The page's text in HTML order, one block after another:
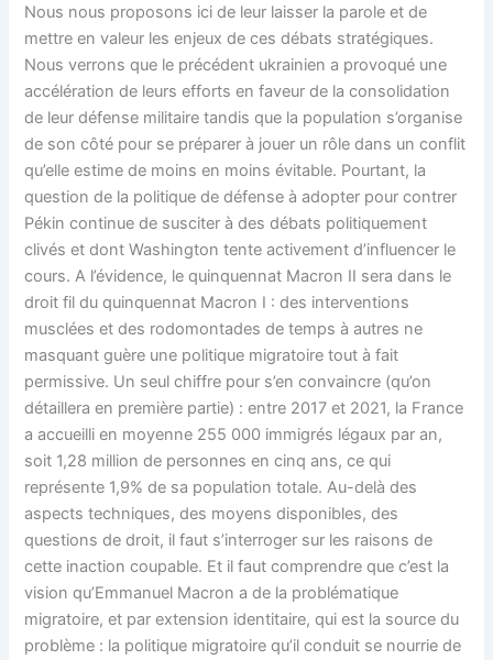
Nous nous proposons ici de leur laisser la parole et de
mettre en valeur les enjeux de ces débats stratégiques.
Nous verrons que le précédent ukrainien a provoqué une
accélération de leurs efforts en faveur de la consolidation
de leur défense militaire tandis que la population s’organise
de son côté pour se préparer à jouer un rôle dans un conflit
qu’elle estime de moins en moins évitable. Pourtant, la
question de la politique de défense à adopter pour contrer
Pékin continue de susciter à des débats politiquement
clivés et dont Washington tente activement d’influencer le
cours. A l’évidence, le quinquennat Macron II sera dans le
droit fil du quinquennat Macron I : des interventions
musclées et des rodomontades de temps à autres ne
masquant guère une politique migratoire tout à fait
permissive. Un seul chiffre pour s’en convaincre (qu’on
détaillera en première partie) : entre 2017 et 2021, la France
a accueilli en moyenne 255 000 immigrés légaux par an,
soit 1,28 million de personnes en cinq ans, ce qui
représente 1,9% de sa population totale. Au-delà des
aspects techniques, des moyens disponibles, des
questions de droit, il faut s’interroger sur les raisons de
cette inaction coupable. Et il faut comprendre que c’est la
vision qu’Emmanuel Macron a de la problématique
migratoire, et par extension identitaire, qui est la source du
problème : la politique migratoire qu’il conduit se nourrie de